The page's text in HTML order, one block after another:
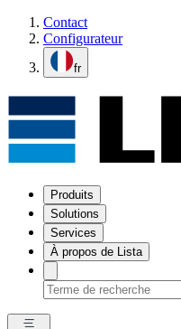
Contact
Configurateur
fr
Produits
Solutions
Services
À propos de Lista